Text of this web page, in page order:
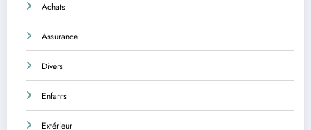
Achats
Assurance
Divers
Enfants
Extérieur